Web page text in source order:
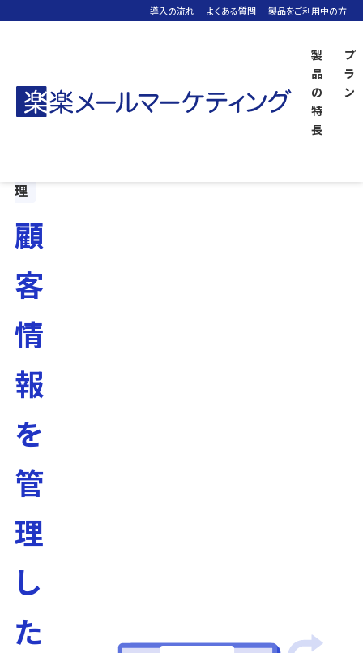
導入の流れ よくある質問 製品をご利用中の方
製
品
の
特
長
プ
ラ
ン
「楽楽メールマーケティング」TOP 機能紹介 顧客情報を管理したい
理
顧
客
情
報
を
管
理
し
た